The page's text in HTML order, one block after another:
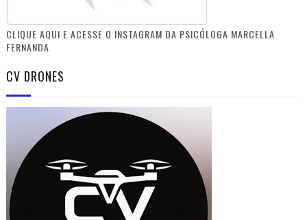
CLIQUE AQUI E ACESSE O INSTAGRAM DA PSICÓLOGA MARCELLA
FERNANDA
CV DRONES